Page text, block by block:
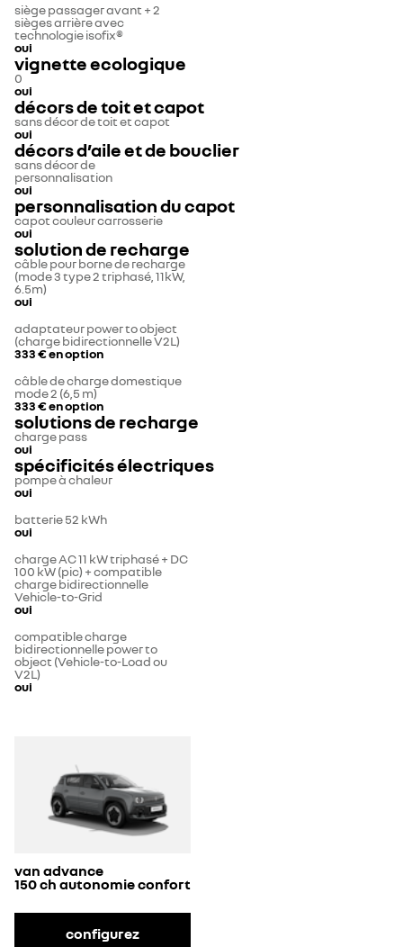
siège passager avant + 2
sièges arrière avec
technologie isofix®
oui
vignette ecologique
0
oui
décors de toit et capot
sans décor de toit et capot
oui
décors d’aile et de bouclier
sans décor de
personnalisation
oui
personnalisation du capot
capot couleur carrosserie
oui
solution de recharge
câble pour borne de recharge
(mode 3 type 2 triphasé, 11kW,
6.5m)
oui
adaptateur power to object
(charge bidirectionnelle V2L)
333 €en option
câble de charge domestique
mode 2 (6,5 m)
333 €en option
solutions de recharge
charge pass
oui
spécificités électriques
pompe à chaleur
oui
batterie 52 kWh
oui
charge AC 11 kW triphasé + DC
100 kW (pic) + compatible
charge bidirectionnelle
Vehicle-to-Grid
oui
compatible charge
bidirectionnelle power to
object (Vehicle-to-Load ou
V2L)
oui
van advance
150 ch autonomie confort
configurez